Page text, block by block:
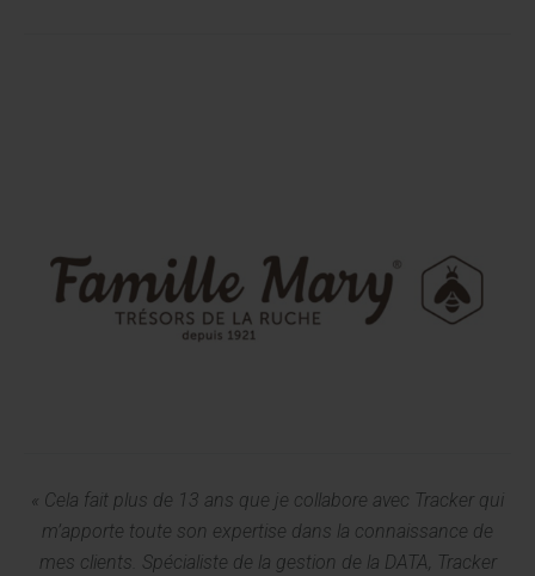
« Cela fait plus de 13 ans que je collabore avec Tracker qui
m’apporte toute son expertise dans la connaissance de
mes clients. Spécialiste de la gestion de la DATA, Tracker